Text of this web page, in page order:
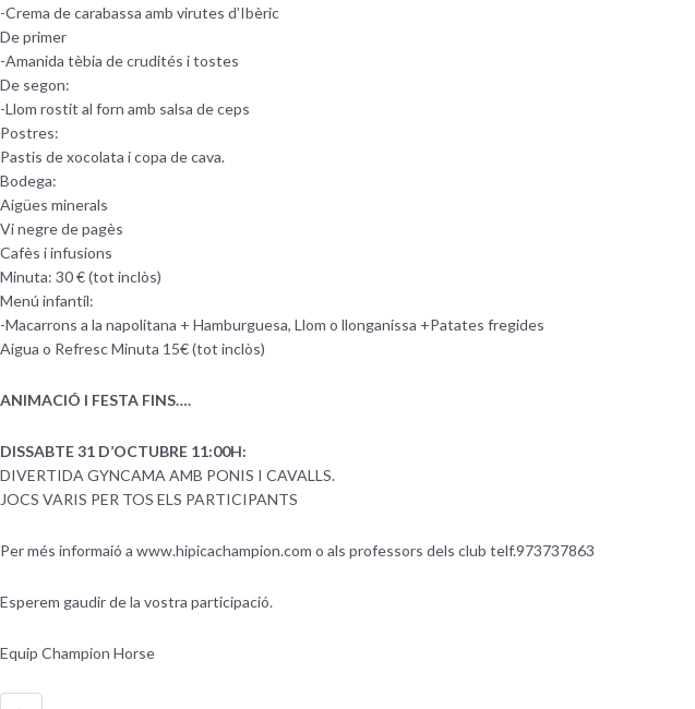
-Crema de carabassa amb virutes d’Ibèric
De primer
-Amanida tèbia de crudités i tostes
De segon:
-Llom rostit al forn amb salsa de ceps
Postres:
Pastis de xocolata i copa de cava.
Bodega:
Aigües minerals
Vi negre de pagès
Cafès i infusions
Minuta: 30 € (tot inclòs)
Menú infantil:
-Macarrons a la napolitana + Hamburguesa, Llom o llonganissa +Patates fregides
Aigua o Refresc Minuta 15€ (tot inclòs)
ANIMACIÓ I FESTA FINS….
DISSABTE 31 D’OCTUBRE 11:00H:
DIVERTIDA GYNCAMA AMB PONIS I CAVALLS.
JOCS VARIS PER TOS ELS PARTICIPANTS
Per més informaió a www.hipicachampion.com o als professors dels club telf.973737863
Esperem gaudir de la vostra participació.
Equip Champion Horse